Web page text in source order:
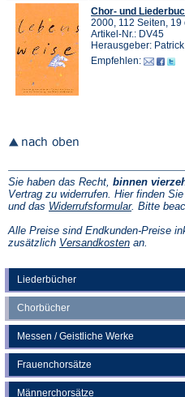
Liederbücher
Chorbücher
Messen / Geistliche Werke
Frauenchorsätze
Männerchorsätze
Chor- und
2000, 112 Seiten,
Artikel-Nr.: DV45
Herausgeber:
Empfehlen:
Sie haben das Recht, binnen
Vertrag zu widerrufen. Hier finden
und das Widerrufsformular(Öffnet
einem
neuen
. Bitte
Alle Preise sind Endkunden-Preise
zusätzlich Versandkosten(Öffnet
an.